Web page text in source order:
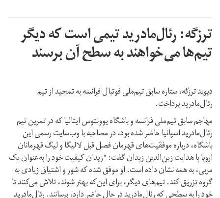
ترزگه: رئال‌مادرید تیمی است که دیگر
تیم‌ها می‌خواهند به سطح آن برسند
دیوید ترزگه، ستاره سابق تیم‌ملی فوتبال فرانسه به تمجید از تیم
رئال‌مادرید پرداخت.
مهاجم سابق تیم‌ملی فرانسه و باشگاه یوونتوس ایتالیا که در تمرین تیم
رئال‌مادرید اسپانیا حاضر شده بود، در مصاحبه با وب‌سایت رسمی این
باشگاه، درباره موفقیت‌های قهرمان فصل قبل لالیگا و لیگ قهرمانان
اروپا با هدایت زین‌الدین زیدان گفت: "زیدان کیفیت خود را به‌عنوان یک
مربی، به همه نشان داده است. او موفق شده که شور و اشتیاق زیادی به
گروه تزریق کند. تیم‌های دیگر، برای این‌که بهتر شوند، تلاش می‌کنند تا